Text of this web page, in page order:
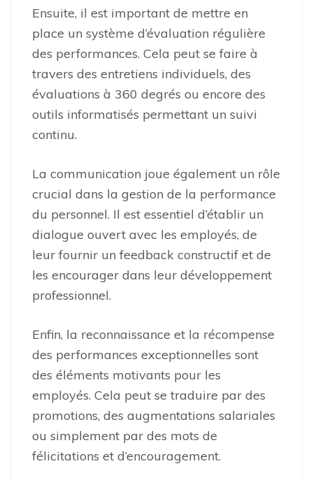
Ensuite, il est important de mettre en
place un système d’évaluation régulière
des performances. Cela peut se faire à
travers des entretiens individuels, des
évaluations à 360 degrés ou encore des
outils informatisés permettant un suivi
continu.
La communication joue également un rôle
crucial dans la gestion de la performance
du personnel. Il est essentiel d’établir un
dialogue ouvert avec les employés, de
leur fournir un feedback constructif et de
les encourager dans leur développement
professionnel.
Enfin, la reconnaissance et la récompense
des performances exceptionnelles sont
des éléments motivants pour les
employés. Cela peut se traduire par des
promotions, des augmentations salariales
ou simplement par des mots de
félicitations et d’encouragement.